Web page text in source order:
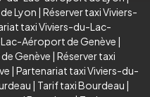
Lyon | Réserver taxi Viviers-
taxi Viviers-du-Lac-
Aéroport de Genève |
Genève | Réserver taxi
| Partenariat taxi Viviers-du-
| Tarif taxi Bourdeau |